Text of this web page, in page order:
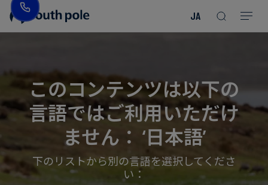
JA
役
員
紹
介
ァ
ッ
シ
ョ
ン
ク
ト
を
見
る
レ
ポ
ー
ト
Read more
Read more
Read more
Read more
Read more
Read more
Read more
Read more
Read more Read more
このコンテンツは以下の
言語ではご利用いただけ
ません： ‘日本語’
下のリストから別の言語を選択してくださ
い：